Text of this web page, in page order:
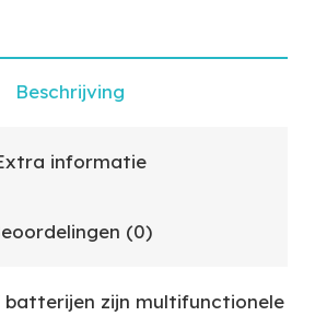
Beschrijving
informatie
(0)
batterijen zijn multifunctionele